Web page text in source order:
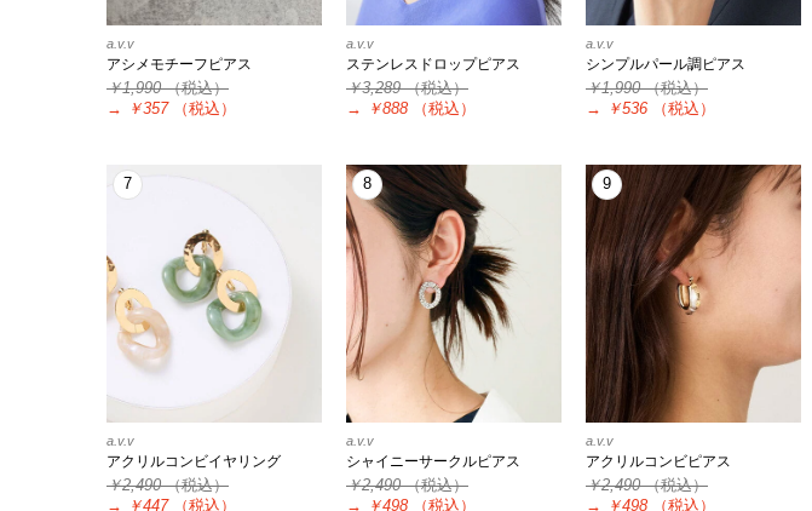
a.v.v
アシメモチーフピアス
￥1,990（税込）
→
￥357 （税込）
a.v.v
ステンレスドロップピアス
￥3,289（税込）
→
￥888 （税込）
a.v.v
シンプルパール調ピアス
￥1,990（税込）
→
￥536 （税込）
7
a.v.v
アクリルコンビイヤリング
￥2,490（税込）
→
￥447 （税込）
8
a.v.v
シャイニーサークルピアス
￥2,490（税込）
→
￥498 （税込）
9
a.v.v
アクリルコンビピアス
￥2,490（税込）
→
￥498 （税込）